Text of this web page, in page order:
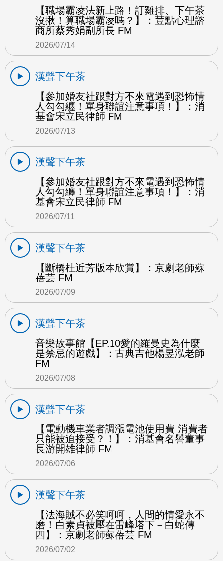
【職場霸凌法新上路！訂雞排、下午茶
沒揪！算職場霸凌嗎？】：荳點心理諮
商所蔡秀娟副所長 FM
2026/07/14
漢聲下午茶
【參加婚友社跟對方不來電遇到恐怖情
人勾勾纏！單身聯誼注意事項！】：消
基會宋立民律師 FM
2026/07/13
漢聲下午茶
【參加婚友社跟對方不來電遇到恐怖情
人勾勾纏！單身聯誼注意事項！】：消
基會宋立民律師 FM
2026/07/11
漢聲下午茶
【斷橋杜近芳版本欣賞】：京劇老師蘇
蓓芸 FM
2026/07/09
漢聲下午茶
音樂故事館【EP.10愛的羅曼史為什麼
是禁忌的遊戲】：古典吉他楊昱泓老師
FM
2026/07/08
漢聲下午茶
【電動機車業者調漲電池使用費 消費者
只能被迫接受？！】：消基會名譽董事
長游開雄律師 FM
2026/07/06
漢聲下午茶
【法海賊不必笑呵呵，人間的情愛永不
磨！白素貞被壓在雷峰塔下－白蛇傳
四】：京劇老師蘇蓓芸 FM
2026/07/02